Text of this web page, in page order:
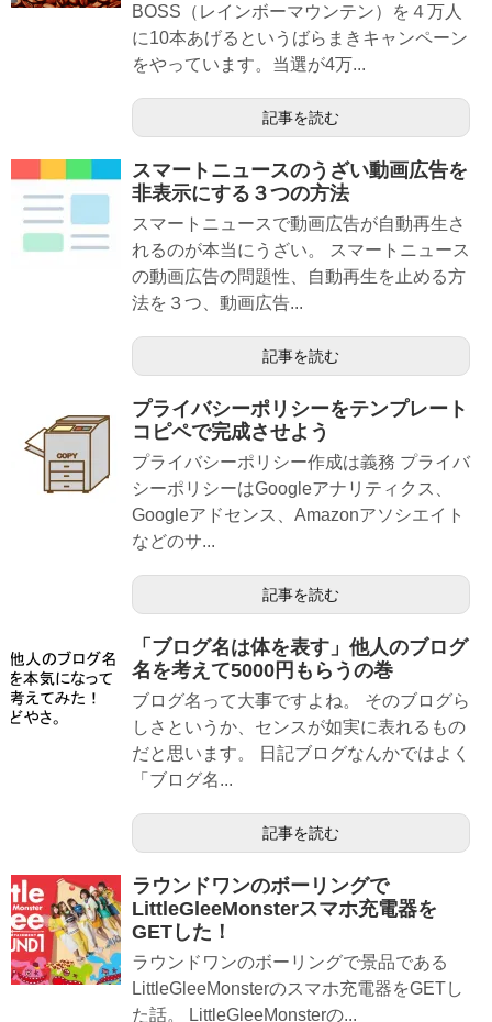
BOSS（レインボーマウンテン）を４万人
に10本あげるというばらまきキャンペーン
をやっています。当選が4万...
記事を読む
スマートニュースのうざい動画広告を
非表示にする３つの方法
スマートニュースで動画広告が自動再生さ
れるのが本当にうざい。 スマートニュース
の動画広告の問題性、自動再生を止める方
法を３つ、動画広告...
記事を読む
プライバシーポリシーをテンプレート
コピペで完成させよう
プライバシーポリシー作成は義務 プライバ
シーポリシーはGoogleアナリティクス、
Googleアドセンス、Amazonアソシエイト
などのサ...
記事を読む
「ブログ名は体を表す」他人のブログ
名を考えて5000円もらうの巻
ブログ名って大事ですよね。 そのブログら
しさというか、センスが如実に表れるもの
だと思います。 日記ブログなんかではよく
「ブログ名...
記事を読む
ラウンドワンのボーリングで
LittleGleeMonsterスマホ充電器を
GETした！
ラウンドワンのボーリングで景品である
LittleGleeMonsterのスマホ充電器をGETし
た話。 LittleGleeMonsterの...